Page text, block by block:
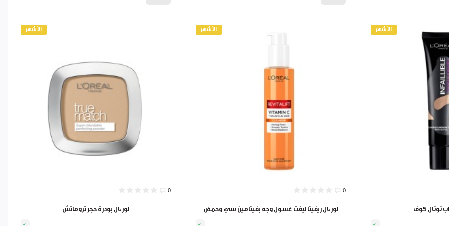
الأشهر
0
لوریال بودرة حجر تروماتش
الأشهر
0
لوریال ريفيتا ليفت غسول وجه بفيتامين سي وحمض
الأشهر
توتال كوف